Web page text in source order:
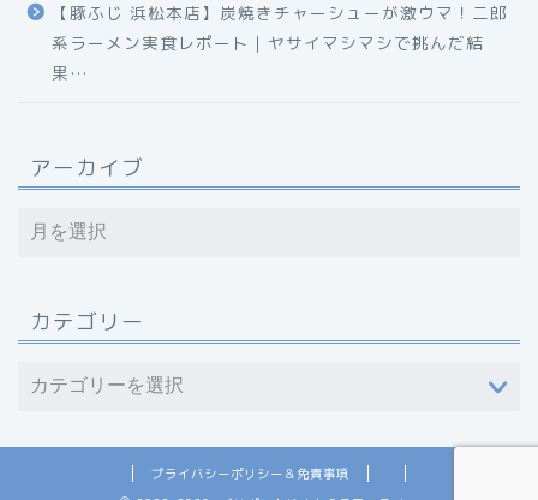
【豚ふじ 浜松本店】炭焼きチャーシューが激ウマ！二郎
系ラーメン実食レポート｜ヤサイマシマシで挑んだ結
果…
アーカイブ
カテゴリー
プライバシーポリシー＆免責事項